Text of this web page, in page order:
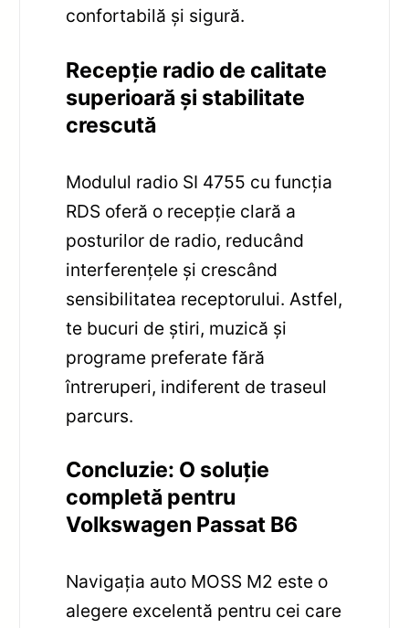
confortabilă și sigură.
Recepție radio de calitate
superioară și stabilitate
crescută
Modulul radio SI 4755 cu funcția
RDS oferă o recepție clară a
posturilor de radio, reducând
interferențele și crescând
sensibilitatea receptorului. Astfel,
te bucuri de știri, muzică și
programe preferate fără
întreruperi, indiferent de traseul
parcurs.
Concluzie: O soluție
completă pentru
Volkswagen Passat B6
Navigația auto MOSS M2 este o
alegere excelentă pentru cei care